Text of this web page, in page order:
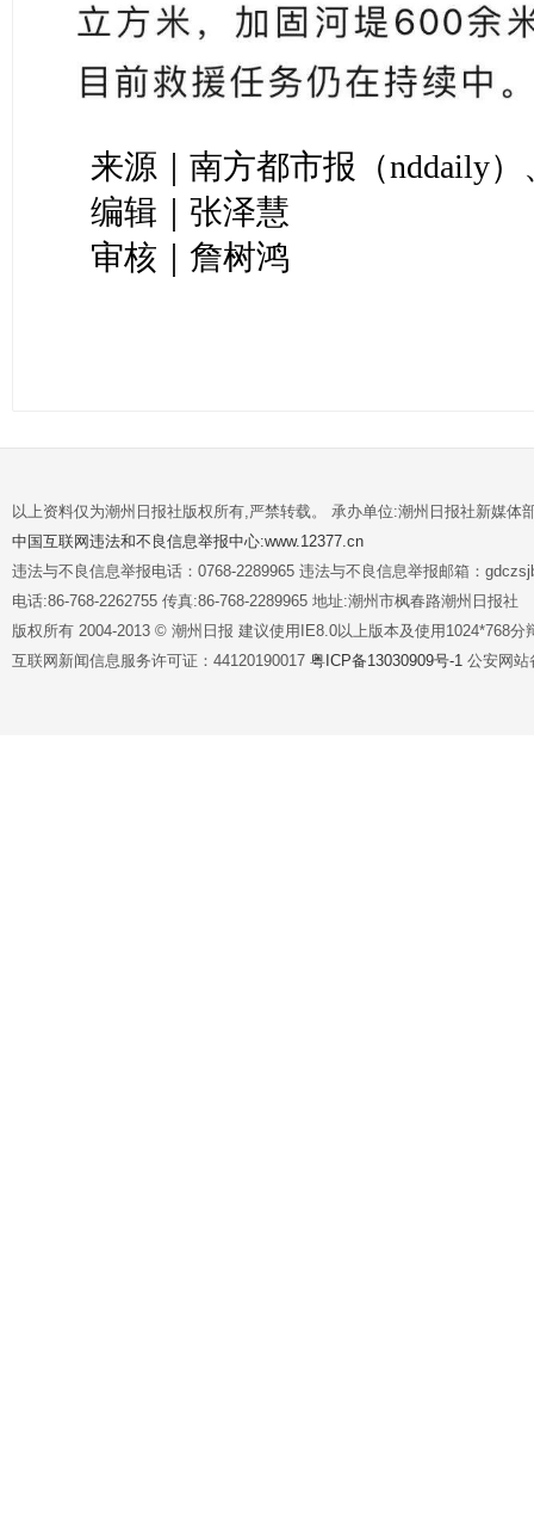
来源｜南方都市报（nddaily
编辑｜张泽慧
审核｜詹树鸿
以上资料仅为潮州日报社版权所有,严禁转载。 承办单位:潮州日报社新媒体
中国互联网违法和不良信息举报中心:www.12377.cn
违法与不良信息举报电话：0768-2289965 违法与不良信息举报邮箱：
电话:86-768-2262755 传真:86-768-2289965 地址:潮州市枫春路潮州日报社
版权所有 2004-2013 © 潮州日报 建议使用IE8.0以上版本及使用1024*768分
互联网新闻信息服务许可证：44120190017 粤ICP备13030909号-1 公安网站